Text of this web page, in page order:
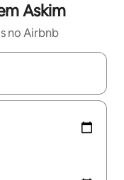
Askim
no Airbnb
explore-os